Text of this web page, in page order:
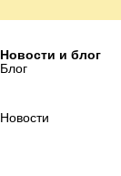
Новости и блог
Блог
Новости